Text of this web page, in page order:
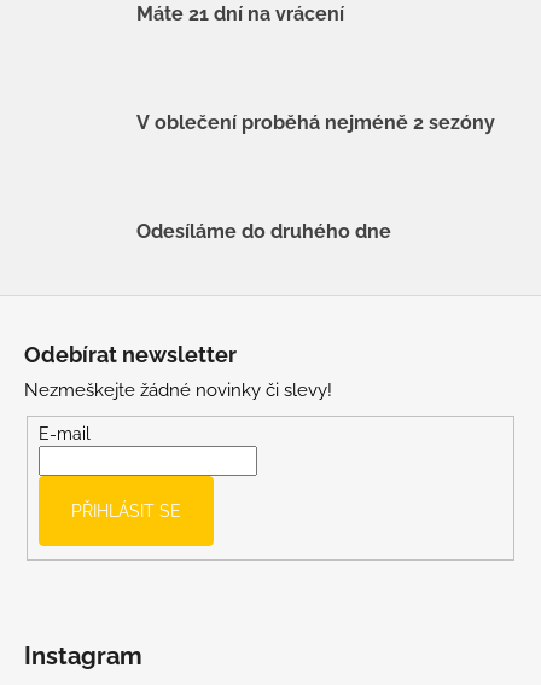
Máte 21 dní na vrácení
V oblečení proběhá nejméně 2 sezóny
Odesíláme do druhého dne
Odebírat newsletter
Nezmeškejte žádné novinky či slevy!
E-mail
PŘIHLÁSIT SE
Instagram